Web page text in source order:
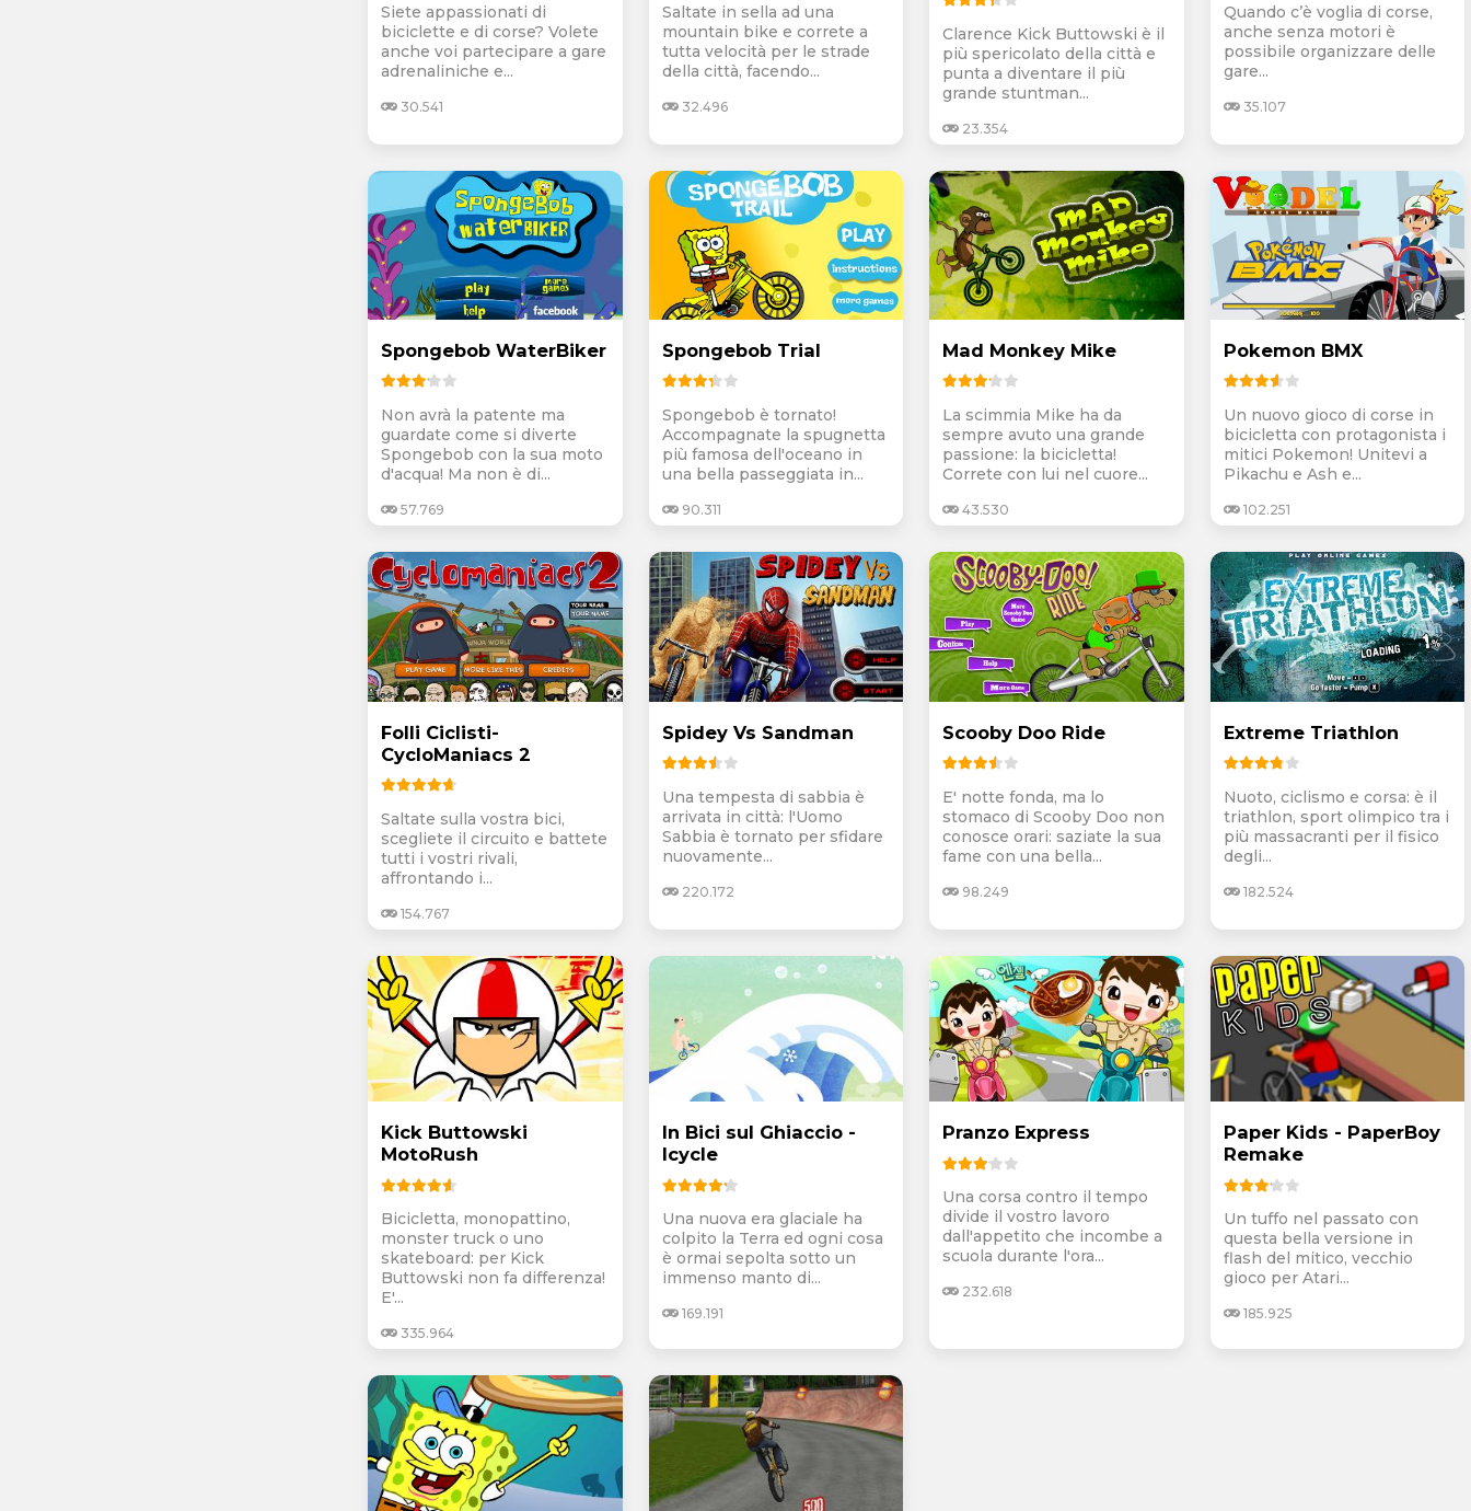
Siete appassionati di
biciclette e di corse? Volete
anche voi partecipare a gare
adrenaliniche e...
30.541
Saltate in sella ad una
mountain bike e correte a
tutta velocità per le strade
della città, facendo...
32.496
Clarence Kick Buttowski è il
più spericolato della città e
punta a diventare il più
grande stuntman...
23.354
Quando c’è voglia di corse,
anche senza motori è
possibile organizzare delle
gare...
35.107
Spongebob WaterBiker
Non avrà la patente ma
guardate come si diverte
Spongebob con la sua moto
d'acqua! Ma non è di...
57.769
Spongebob Trial
Spongebob è tornato!
Accompagnate la spugnetta
più famosa dell'oceano in
una bella passeggiata in...
90.311
Mad Monkey Mike
La scimmia Mike ha da
sempre avuto una grande
passione: la bicicletta!
Correte con lui nel cuore...
43.530
Pokemon BMX
Un nuovo gioco di corse in
bicicletta con protagonista i
mitici Pokemon! Unitevi a
Pikachu e Ash e...
102.251
Folli Ciclisti-
CycloManiacs 2
Saltate sulla vostra bici,
scegliete il circuito e battete
tutti i vostri rivali,
affrontando i...
154.767
Spidey Vs Sandman
Una tempesta di sabbia è
arrivata in città: l'Uomo
Sabbia è tornato per sfidare
nuovamente...
220.172
Scooby Doo Ride
E' notte fonda, ma lo
stomaco di Scooby Doo non
conosce orari: saziate la sua
fame con una bella...
98.249
Extreme Triathlon
Nuoto, ciclismo e corsa: è il
triathlon, sport olimpico tra i
più massacranti per il fisico
degli...
182.524
Kick Buttowski
MotoRush
Bicicletta, monopattino,
monster truck o uno
skateboard: per Kick
Buttowski non fa differenza!
E'...
335.964
In Bici sul Ghiaccio -
Icycle
Una nuova era glaciale ha
colpito la Terra ed ogni cosa
è ormai sepolta sotto un
immenso manto di...
169.191
Pranzo Express
Una corsa contro il tempo
divide il vostro lavoro
dall'appetito che incombe a
scuola durante l'ora...
232.618
Paper Kids - PaperBoy
Remake
Un tuffo nel passato con
questa bella versione in
flash del mitico, vecchio
gioco per Atari...
185.925